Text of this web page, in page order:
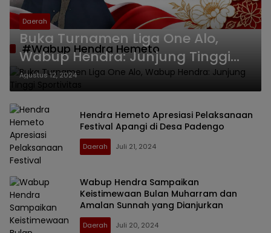
#Wabup Hendra Hemeto
Daerah
Buka Turnamen Liga One Alo,
Wabup Hendra: Junjung Tinggi
Sportivitas
Agustus 12, 2024
Hendra Hemeto Apresiasi Pelaksanaan
Festival Apangi di Desa Padengo
Daerah Juli 21, 2024
Wabup Hendra Sampaikan
Keistimewaan Bulan Muharram dan
Amalan Sunnah yang Dianjurkan
Daerah Juli 20, 2024